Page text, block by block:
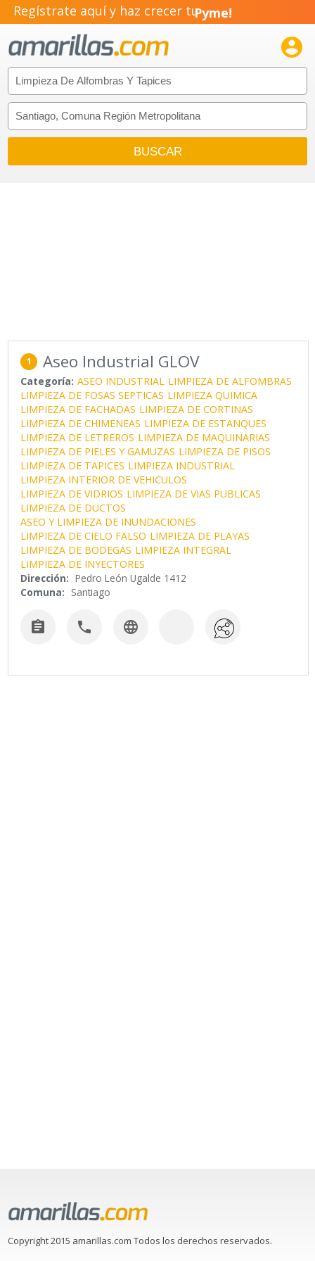
Regístrate aquí y haz crecer tuPyme!
Emprendimiento!

1 Aseo Industrial GLOV
Categoría: ASEO INDUSTRIAL LIMPIEZA DE ALFOMBRAS
LIMPIEZA DE FOSAS SEPTICAS LIMPIEZA QUIMICA
LIMPIEZA DE FACHADAS LIMPIEZA DE CORTINAS
LIMPIEZA DE CHIMENEAS LIMPIEZA DE ESTANQUES
LIMPIEZA DE LETREROS LIMPIEZA DE MAQUINARIAS
LIMPIEZA DE PIELES Y GAMUZAS LIMPIEZA DE PISOS
LIMPIEZA DE TAPICES LIMPIEZA INDUSTRIAL
LIMPIEZA INTERIOR DE VEHICULOS
LIMPIEZA DE VIDRIOS LIMPIEZA DE VIAS PUBLICAS
LIMPIEZA DE DUCTOS
ASEO Y LIMPIEZA DE INUNDACIONES
LIMPIEZA DE CIELO FALSO LIMPIEZA DE PLAYAS
LIMPIEZA DE BODEGAS LIMPIEZA INTEGRAL
LIMPIEZA DE INYECTORES
Dirección: Pedro León Ugalde 1412
Comuna: Santiago
  
Copyright 2015 amarillas.com Todos los derechos reservados.